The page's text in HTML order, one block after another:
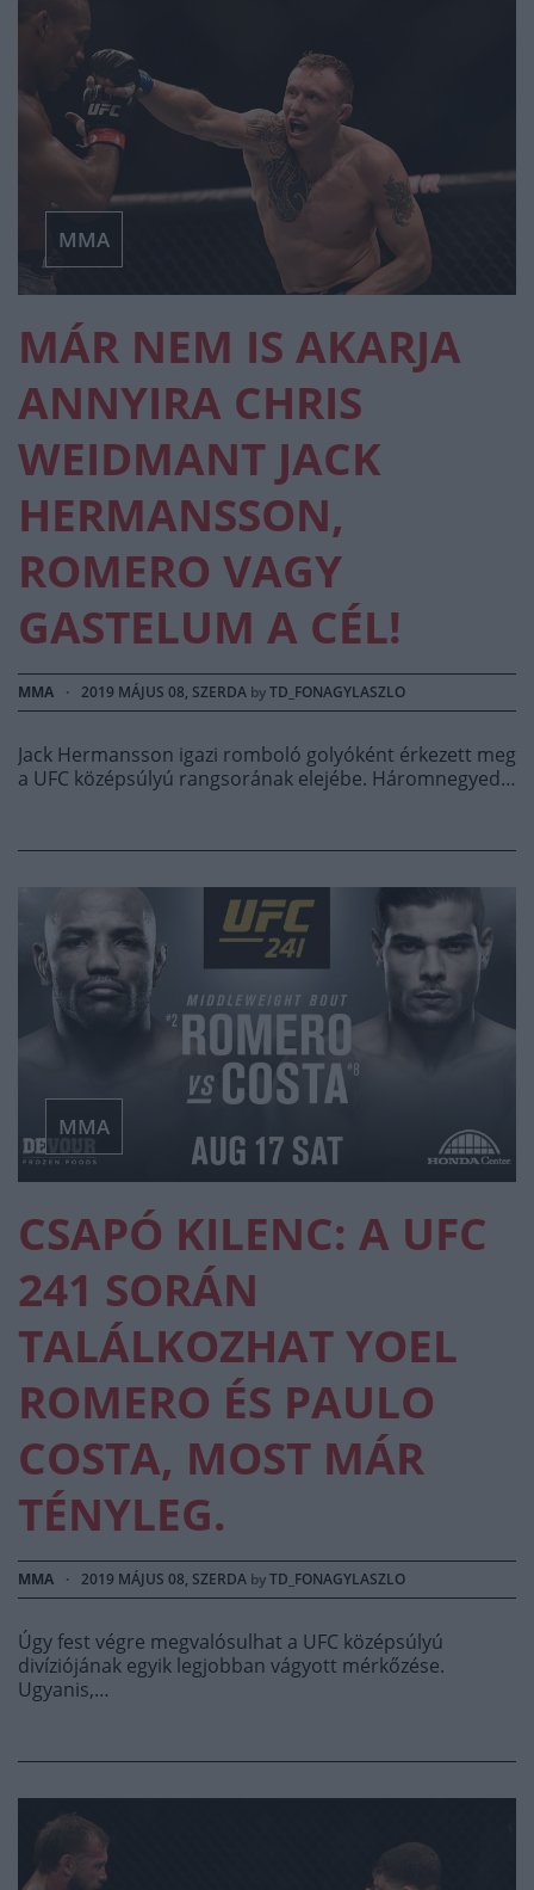
MMA
MÁR NEM IS AKARJA
ANNYIRA CHRIS
WEIDMANT JACK
HERMANSSON,
ROMERO VAGY
GASTELUM A CÉL!
MMA · 2019 MÁJUS 08, SZERDA byTD_FONAGYLASZLO
Jack Hermansson igazi romboló golyóként érkezett meg
a UFC középsúlyú rangsorának elejébe. Háromnegyed…
MMA
CSAPÓ KILENC: A UFC
241 SORÁN
TALÁLKOZHAT YOEL
ROMERO ÉS PAULO
COSTA, MOST MÁR
TÉNYLEG.
MMA · 2019 MÁJUS 08, SZERDA byTD_FONAGYLASZLO
Úgy fest végre megvalósulhat a UFC középsúlyú
divíziójának egyik legjobban vágyott mérkőzése.
Ugyanis,…